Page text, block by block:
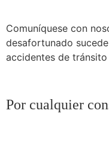
Comuníquese con
desafortunado
accidentes de
Por cualquier